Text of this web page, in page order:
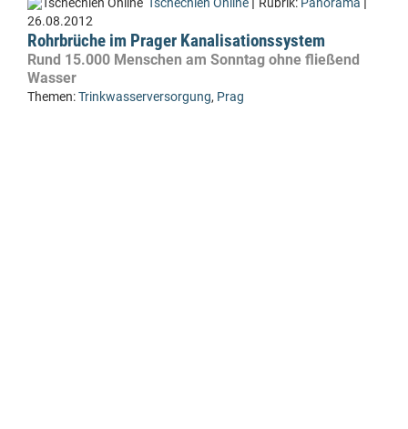
Tschechien Online Rubrik: Panorama
26.08.2012
Rohrbrüche im Prager Kanalisationssystem
Rund 15.000 Menschen am Sonntag ohne fließend
Wasser
Themen:Trinkwasserversorgung, Prag